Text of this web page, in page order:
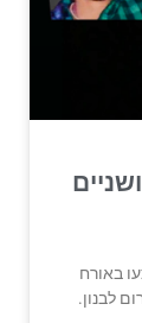
באורח
לבנון.